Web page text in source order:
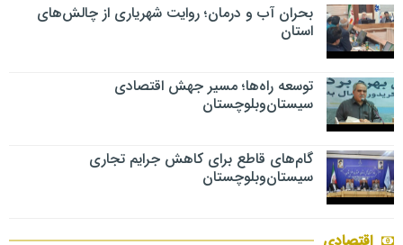
بحران آب و درمان؛ روایت شهریاری از چالش‌های
استان
توسعه راه‌ها؛ مسیر جهش اقتصادی
سیستان‌وبلوچستان
گام‌های قاطع برای کاهش جرایم تجاری
سیستان‌وبلوچستان
اقتصادی